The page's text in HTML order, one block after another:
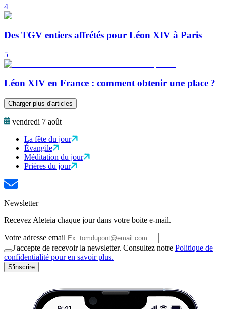
4
Des TGV entiers affrétés pour Léon XIV à Paris
5
Léon XIV en France : comment obtenir une place ?
Charger plus d'articles
vendredi 7 août
La fête du jour
Évangile
Méditation du jour
Prières du jour
Newsletter
Recevez Aleteia chaque jour dans votre boite e-mail.
Votre adresse email
J'accepte de recevoir la newsletter. Consultez notre Politique de
confidentialité pour en savoir plus.
S'inscrire